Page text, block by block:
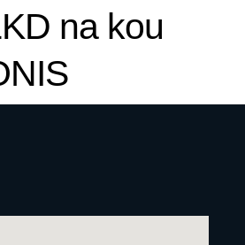
na kou